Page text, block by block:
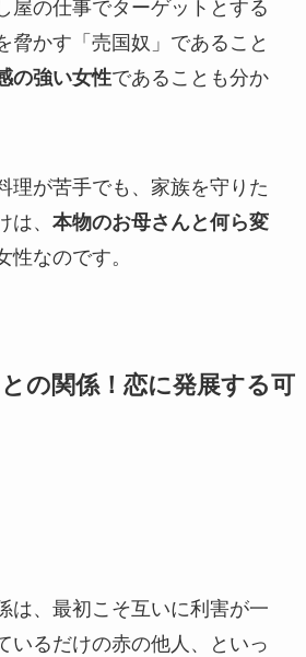
屋の仕事でターゲットとする
脅かす「売国奴」であること
の強い女性であることも分か
理が苦手でも、家族を守りた
は、 本物のお母さんと何ら変
性なのです。
の関係！恋に発展する可
は、最初こそ互いに利害が一
いるだけの赤の他人、といっ